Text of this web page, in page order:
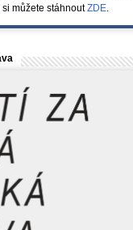
můžete stáhnoutZDE.